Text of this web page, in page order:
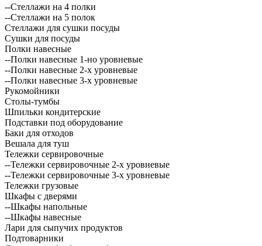
--Стеллажи на 4 полки
--Стеллажи на 5 полок
Стеллажи для сушки посуды
Сушки для посуды
Полки навесные
--Полки навесные 1-но уровневые
--Полки навесные 2-х уровневые
--Полки навесные 3-х уровневые
Рукомойники
Столы-тумбы
Шпильки кондитерские
Подставки под оборудование
Баки для отходов
Вешала для туш
Тележки сервировочные
--Тележки сервировочные 2-х уровневые
--Тележки сервировочные 3-х уровневые
Тележки грузовые
Шкафы с дверями
--Шкафы напольные
--Шкафы навесные
Лари для сыпучих продуктов
Подтоварники